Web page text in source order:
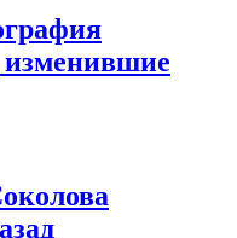
изменившие